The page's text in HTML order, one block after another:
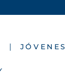
JÓVENES